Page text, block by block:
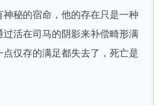
秘的宿命，他的存在只是一种
活在司马的阴影来补偿畸形满
点仅存的满足都失去了，死亡是